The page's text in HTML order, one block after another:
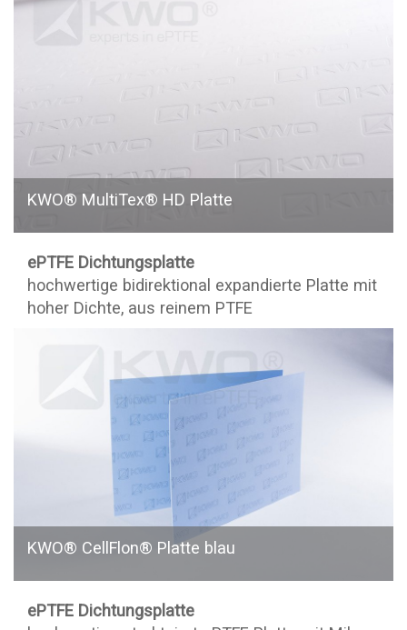
KWO® MultiTex® HD Platte
ePTFE Dichtungsplatte
hochwertige bidirektional expandierte Platte mit
hoher Dichte, aus reinem PTFE
KWO® CellFlon® Platte blau
ePTFE Dichtungsplatte